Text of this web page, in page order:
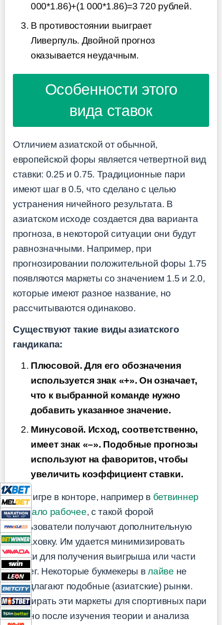
000*1.86)+(1 000*1.86)=3 720 рублей.
В противостоянии выиграет
Ливерпуль. Двойной прогноз
оказывается неудачным.
Особенности этого
вида ставок
Отличием азиатской от обычной,
европейской форы является четвертной вид
ставки: 0.25 и 0.75. Традиционные пари
имеют шаг в 0.5, что сделано с целью
устранения ничейного результата. В
азиатском исходе создается два варианта
прогноза, в некоторой ситуации они будут
равнозначными. Например, при
прогнозировании положительной форы 1.75
появляются маркеты со значением 1.5 и 2.0,
которые имеют разное название, но
рассчитываются одинаково.
Существуют такие виды азиатского
гандикапа:
Плюсовой. Для его обозначения
используется знак «+». Он означает,
что к выбранной команде нужно
добавить указанное значение.
Минусовой. Исход, соответственно,
имеет знак «–». Подобные прогнозы
используют на фаворитов, чтобы
увеличить коэффициент ставки.
При игре в конторе, например в бетвиннер
зеркало рабочее, с такой форой
пользователи получают дополнительную
страховку. Им удается минимизировать
риски для получения выигрыша или части
денег. Некоторые букмекеры влайве не
предлагают подобные (азиатские) рынки.
Выбирать эти маркеты для спортивных пари
нужно после изучения теории и анализа